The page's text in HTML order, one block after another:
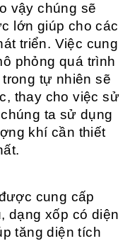
vậy chúng sẽ
lớn giúp cho các
triển. Việc cung
phỏng quá trình
tự nhiên sẽ
thay cho việc sử
ta sử dụng
khí cần thiết
cung cấp
dạng xốp có diện
tăng diện tích